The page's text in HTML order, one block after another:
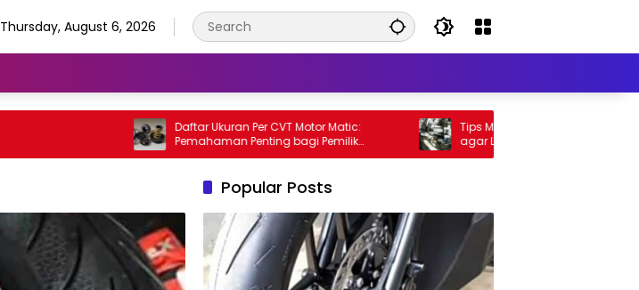
Thursday, August 6, 2026
Daftar Ukuran Per CVT Motor Matic:
Pemahaman Penting bagi Pemilik
Kendaraan
Tips Meningkatkan Performa Motor
agar Lebih Kencang
Popular Posts